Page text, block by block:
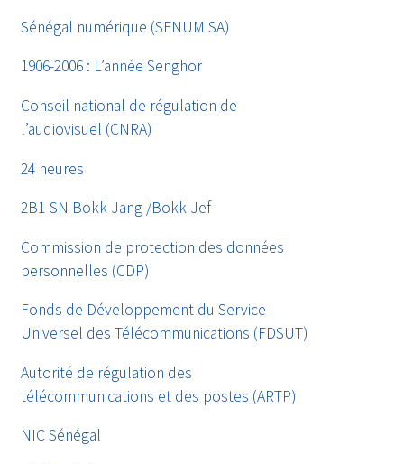
Sénégal numérique (SENUM SA)
1906-2006 : L’année Senghor
Conseil national de régulation de
l’audiovisuel (CNRA)
24 heures
2B1-SN Bokk Jang /Bokk Jef
Commission de protection des données
personnelles (CDP)
Fonds de Développement du Service
Universel des Télécommunications (FDSUT)
Autorité de régulation des
télécommunications et des postes (ARTP)
NIC Sénégal